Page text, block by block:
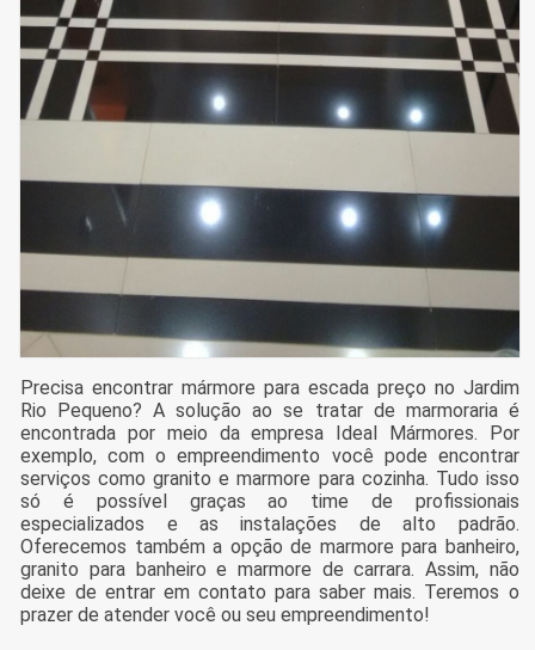
Precisa encontrar mármore para escada preço no Jardim
Rio Pequeno? A solução ao se tratar de marmoraria é
encontrada por meio da empresa Ideal Mármores. Por
exemplo, com o empreendimento você pode encontrar
serviços como granito e marmore para cozinha. Tudo isso
só é possível graças ao time de profissionais
especializados e as instalações de alto padrão.
Oferecemos também a opção de marmore para banheiro,
granito para banheiro e marmore de carrara. Assim, não
deixe de entrar em contato para saber mais. Teremos o
prazer de atender você ou seu empreendimento!